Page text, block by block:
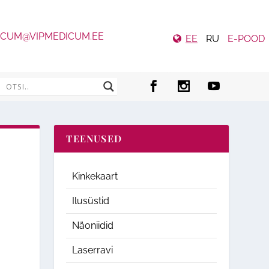
EE RU E-POOD
TEENUSED
Kinkekaart
Ilusüstid
Näoniidid
Laserravi